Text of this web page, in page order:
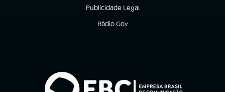
Publicidade Legal
(abre em nova aba)
Rádio Gov
(abre em nova aba)